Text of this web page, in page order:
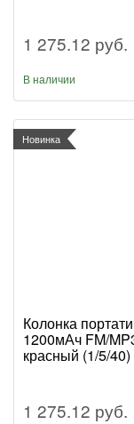
1 275.12 руб.
В наличии
Новинка
Колонка
1200мАч FM/
красный (1/5/40)
1 275.12 руб.